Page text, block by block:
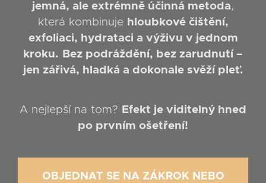
jemná, ale extrémně účinná metoda,
která kombinuje hloubkové čištění,
exfoliaci, hydrataci a výživu v jednom
kroku. Bez podráždění, bez zarudnutí –
jen zářivá, hladká a dokonale svěží pleť.
A nejlepší na tom? Efekt je viditelný hned
po prvním ošetření!
OBJEDNAT SE NA ZÁKROK NEBO